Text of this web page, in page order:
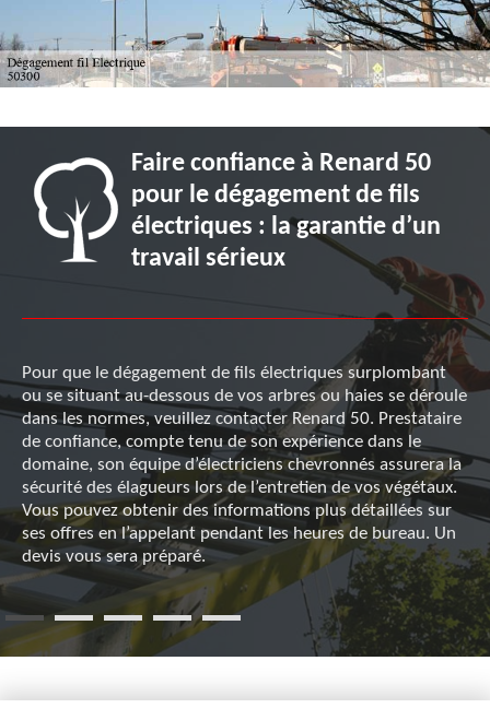
Faire confiance à Renard 50
pour le dégagement de fils
électriques : la garantie d’un
travail sérieux
Pour que le dégagement de fils électriques surplombant
ou se situant au-dessous de vos arbres ou haies se déroule
dans les normes, veuillez contacter Renard 50. Prestataire
de confiance, compte tenu de son expérience dans le
domaine, son équipe d’électriciens chevronnés assurera la
sécurité des élagueurs lors de l’entretien de vos végétaux.
Vous pouvez obtenir des informations plus détaillées sur
ses offres en l’appelant pendant les heures de bureau. Un
devis vous sera préparé.